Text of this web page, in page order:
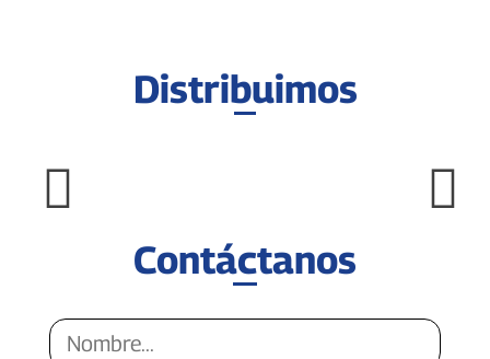
Distribuimos
Contáctanos